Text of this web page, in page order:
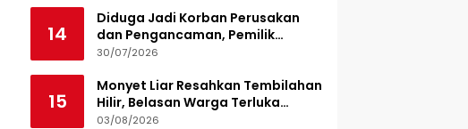
14
Diduga Jadi Korban Perusakan
dan Pengancaman, Pemilik
Armada Sampah Siapkan
30/07/2026
15
Monyet Liar Resahkan Tembilahan
Hilir, Belasan Warga Terluka
Digigit
03/08/2026